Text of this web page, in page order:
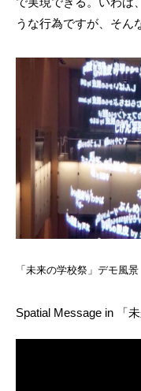
うな行為ですが、そん
「未来の学校祭」デモ風景
Spatial Message in 「